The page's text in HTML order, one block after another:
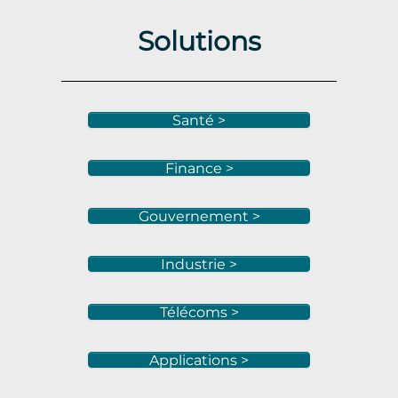
Solutions
Santé >
Finance >
Gouvernement >
Industrie >
Télécoms >
Applications >